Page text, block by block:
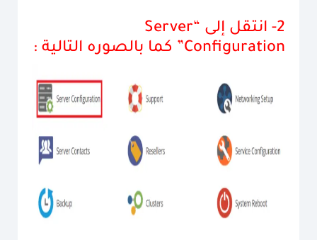
انتقل إلى “Server
Configuration” كما بالصوره التالية :